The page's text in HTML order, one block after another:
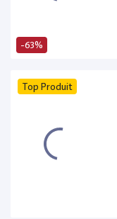
-63%
Top Produit